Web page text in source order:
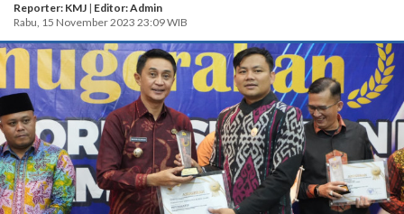
Reporter: KMJ | Editor: Admin
Rabu, 15 November 2023 23:09 WIB